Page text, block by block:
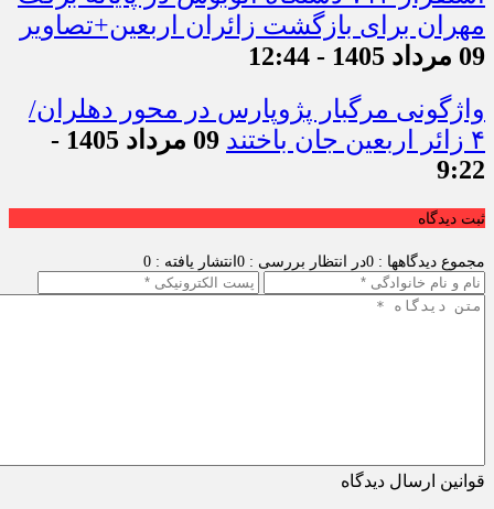
مهران برای بازگشت زائران اربعین+تصاویر
09 مرداد 1405 - 12:44
واژگونی مرگبار پژوپارس در محور دهلران/
۴ زائر اربعین جان باختند
09 مرداد 1405 -
9:22
ثبت دیدگاه
مجموع دیدگاهها : 0 در انتظار بررسی : 0 انتشار یافته : 0
قوانین ارسال دیدگاه